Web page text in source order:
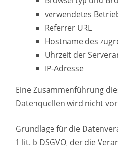
verwendetes
Referrer URL
Hostname des
Uhrzeit der
IP-Adresse
Eine Zusammenführung
Datenquellen wird nicht
Grundlage für die
1 lit. b DSGVO, der die